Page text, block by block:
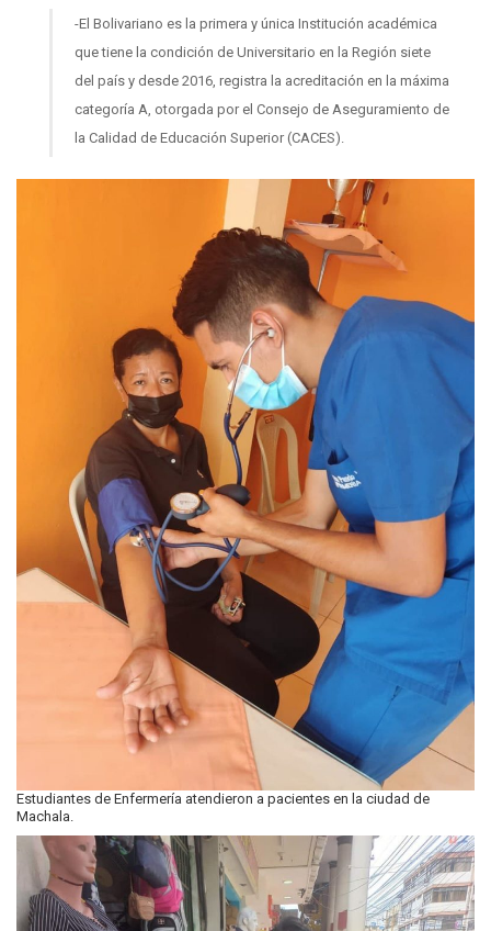
-El Bolivariano es la primera y única Institución académica
que tiene la condición de Universitario en la Región siete
del país y desde 2016, registra la acreditación en la máxima
categoría A, otorgada por el Consejo de Aseguramiento de
la Calidad de Educación Superior (CACES).
Estudiantes de Enfermería atendieron a pacientes en la ciudad de
Machala.